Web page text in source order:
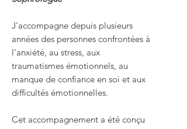
J'accompagne depuis plusieurs
années des personnes confrontées à
l'anxiété, au stress, aux
traumatismes émotionnels, au
manque de confiance en soi et aux
difficultés émotionnelles.
Cet accompagnement a été conçu